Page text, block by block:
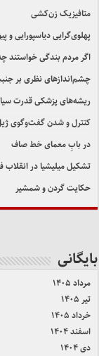
متافیزیک زن‌کشی
پهلوی‌گرایی دیاسپورایی و
اگر مردم بندگی خواستند
چشم‌اندازهای نظری بر
ریشه‌های پزشکی قدرت
کنترل و شدن گفت‌وگوی ژیل
در بابِ معمای خط صاف
تشکیل میلیشیا در انقلاب
حکایت گردن و شمشیر
بایگانی
مرداد ۱۴۰۵
تیر ۱۴۰۵
خرداد ۱۴۰۵
اسفند ۱۴۰۴
دی ۱۴۰۴